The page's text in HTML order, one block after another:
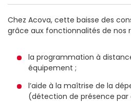
Chez Acova, cette baisse des
grâce aux fonctionnalités de nos
la programmation à
équipement ;
l’aide à la maîtrise de la
(détection de présence par